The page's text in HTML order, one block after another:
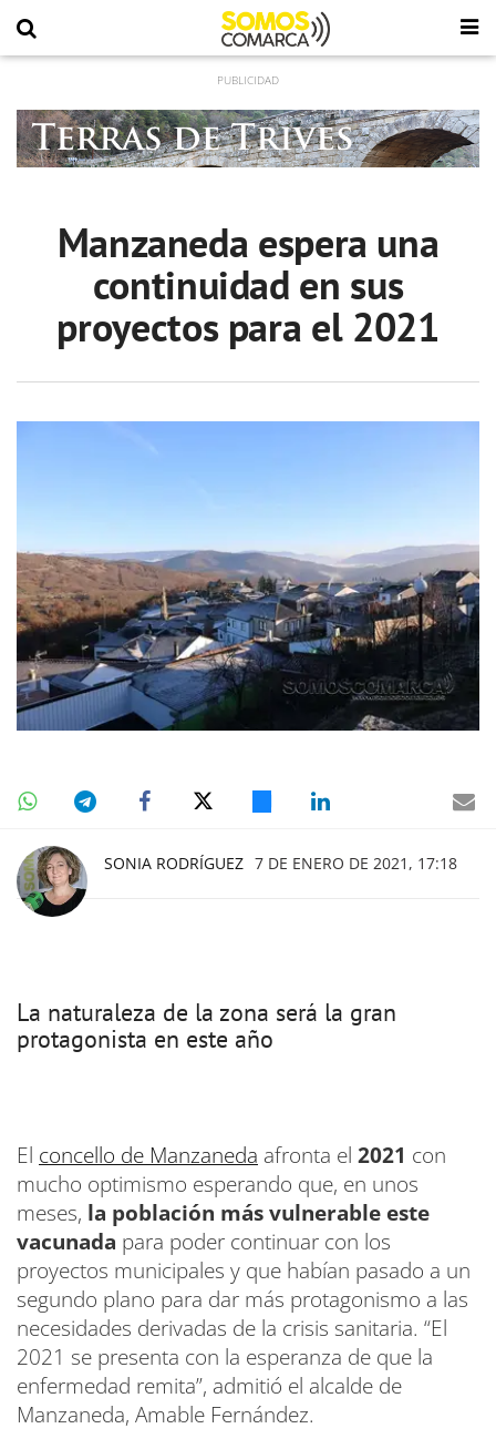
Manzaneda espera una
continuidad en sus
proyectos para el 2021
SONIA RODRÍGUEZ 7 DE ENERO DE 2021, 17:18
La naturaleza de la zona será la gran
protagonista en este año
El concello de Manzaneda afronta el 2021 con
mucho optimismo esperando que, en unos
meses, la población más vulnerable este
vacunada para poder continuar con los
proyectos municipales y que habían pasado a un
segundo plano para dar más protagonismo a las
necesidades derivadas de la crisis sanitaria. “El
2021 se presenta con la esperanza de que la
enfermedad remita”, admitió el alcalde de
Manzaneda, Amable Fernández.